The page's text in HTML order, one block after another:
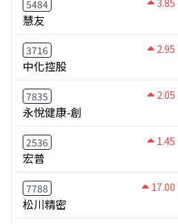
5484
慧友
3716 2.95
中化控股
7835 2.05
永悅健康-創
2536 1.45
宏普
7788 17.00
松川精密